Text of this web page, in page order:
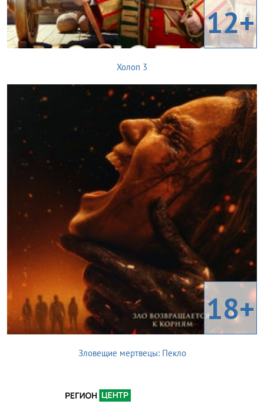
12+
Холоп 3
18+
Зловещие мертвецы: Пекло